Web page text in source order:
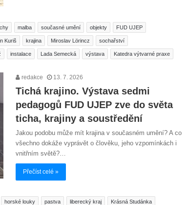
malba současné umění objekty FUD UJEP
Kuriš krajina Miroslav Lörincz sochařství
instalace Lada Semecká výstava Katedra výtvarné praxe
redakce 13. 7. 2026
Tichá krajino. Výstava sedmi
pedagogů FUD UJEP zve do světa
ticha, krajiny a soustředění
Jakou podobu může mít krajina v současném umění? A co
všechno dokáže vyprávět o člověku, jeho vzpomínkách i
vnitřním světě?…
Přečíst celé »
horské louky pastva liberecký kraj Krásná Studánka